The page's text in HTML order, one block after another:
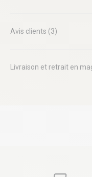
Avis clients (3)
Livraison et retrait en